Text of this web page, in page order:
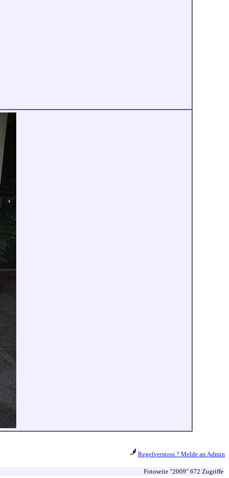
Regelverstoss ? Melde an Admin
Fotoseite "2009" 672 Zugriffe